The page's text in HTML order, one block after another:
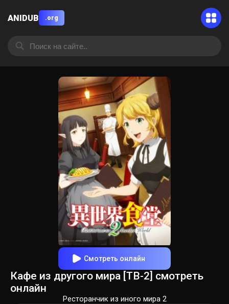
ANIDUB .org
Смотреть онлайн
Кафе из другого мира [ТВ-2] смотреть
онлайн
Ресторанчик из иного мира 2